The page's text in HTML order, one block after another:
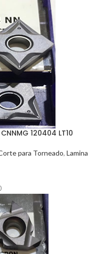
120404 LT10
para Torneado, Lamina